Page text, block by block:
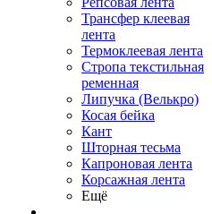
Трансфер клеевая
лента
Термоклеевая лента
Стропа текстильная
ременная
Липучка (Велькро)
Косая бейка
Кант
Шторная тесьма
Капроновая лента
Корсажная лента
Ещё